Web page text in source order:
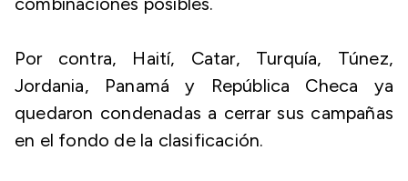
Por contra, Haití, Catar, Turquía, Túnez,
Jordania, Panamá y República Checa ya
quedaron condenadas a cerrar sus campañas
en el fondo de la clasificación.